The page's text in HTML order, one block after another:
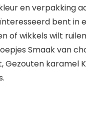
en verpakking
bent
of wikkels wilt
Smaak van
Gezouten karamel